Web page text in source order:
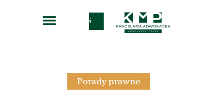
Zadzwoń
Porady prawne